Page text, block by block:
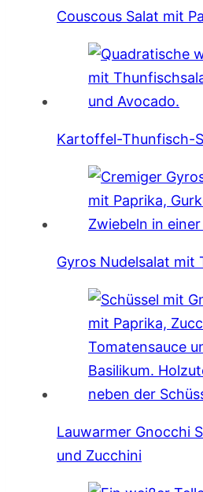
Couscous Salat mit
Kartoffel-Thunfisch-
Gyros Nudelsalat mit
Lauwarmer Gnocchi
und Zucchini